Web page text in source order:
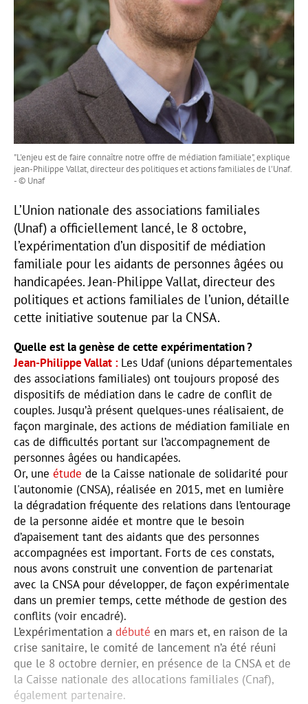
"L'enjeu est de faire connaître notre offre de médiation familiale", explique
jean-Philippe Vallat, directeur des politiques et actions familiales de l'Unaf.
- © Unaf
L’Union nationale des associations familiales
(Unaf) a officiellement lancé, le 8 octobre,
l’expérimentation d’un dispositif de médiation
familiale pour les aidants de personnes âgées ou
handicapées. Jean-Philippe Vallat, directeur des
politiques et actions familiales de l’union, détaille
cette initiative soutenue par la CNSA.
Quelle est la genèse de cette expérimentation ?
Jean-Philippe Vallat
Les Udaf (unions départementales
des associations familiales) ont toujours proposé des
dispositifs de médiation dans le cadre de conflit de
couples. Jusqu’à présent quelques-unes réalisaient, de
façon marginale, des actions de médiation familiale en
cas de difficultés portant sur l’accompagnement de
personnes âgées ou handicapées.
Or, une étude de la Caisse nationale de solidarité pour
l'autonomie (CNSA), réalisée en 2015, met en lumière
la dégradation fréquente des relations dans l’entourage
de la personne aidée et montre que le besoin
d’apaisement tant des aidants que des personnes
accompagnées est important. Forts de ces constats,
nous avons construit une convention de partenariat
avec la CNSA pour développer, de façon expérimentale
dans un premier temps, cette méthode de gestion des
conflits (voir encadré).
L’expérimentation a débuté en mars et, en raison de la
crise sanitaire, le comité de lancement n’a été réuni
que le 8 octobre dernier, en présence de la CNSA et de
la Caisse nationale des allocations familiales (Cnaf),
également partenaire.